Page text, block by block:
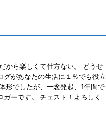
から楽しくて仕方ない。 どうせ
グがあなたの生活に１％でも役立
形でしたが、一念発起、1年間で
ーです。 チェスト！よろしく